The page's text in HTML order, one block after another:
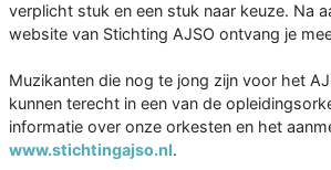
verplicht stuk en een stuk naar keuze. Na
website van Stichting AJSO ontvang je
Muzikanten die nog te jong zijn voor het
kunnen terecht in een van de
informatie over onze orkesten en het
www.stichtingajso.nl.